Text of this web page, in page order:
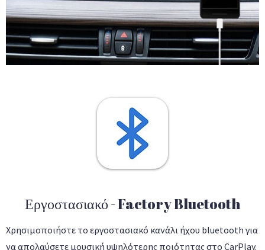
Εργοστασιακό - Factory Bluetooth
Χρησιμοποιήστε το εργοστασιακό κανάλι ήχου bluetooth για
να απολαύσετε μουσική υψηλότερης ποιότητας στο CarPlay.